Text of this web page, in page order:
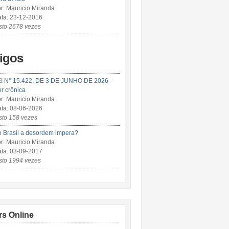
Mauricio Miranda
23-12-2016
2678 vezes
N° 15.422, DE 3 DE JUNHO DE 2026 -
crônica
Mauricio Miranda
08-06-2026
158 vezes
Brasil a desordem impera?
Mauricio Miranda
03-09-2017
1994 vezes
Online